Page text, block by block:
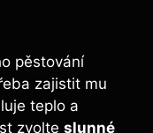
pěstování
zajistit mu
teplo a
zvolte slunné